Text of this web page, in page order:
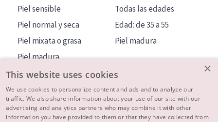
Piel sensible
Piel normal y seca
Piel mixata o grasa
Piel madura
Piel expuesta al sol
Piel menopáusica
Todas las edades
Edad: de 35 a 55
Piel madura
MÁS SOBRE NOSOTROS
×
This website uses cookies
We use cookies to personalize content and ads and to analyze our
traffic. We also share information about your use of our site with our
advertising and analytics partners who may combine it with other
information you have provided to them or that they have collected from